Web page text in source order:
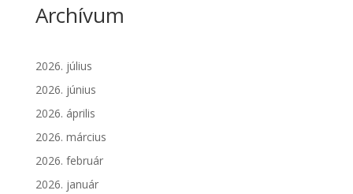
Archívum
2026. július
2026. június
2026. április
2026. március
2026. február
2026. január